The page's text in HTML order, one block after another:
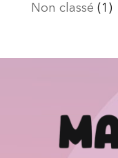
Non classé (1)